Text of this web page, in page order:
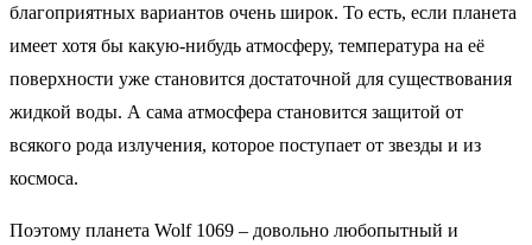
благоприятных вариантов очень широк. То есть, если планета
имеет хотя бы какую-нибудь атмосферу, температура на её
поверхности уже становится достаточной для существования
жидкой воды. А сама атмосфера становится защитой от
всякого рода излучения, которое поступает от звезды и из
космоса.
Поэтому планета Wolf 1069 – довольно любопытный и